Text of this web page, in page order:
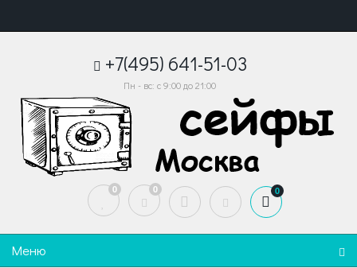
+7(495) 641-51-03
Пн - вс: с 9:00 до 21:00
0 0 0
Меню